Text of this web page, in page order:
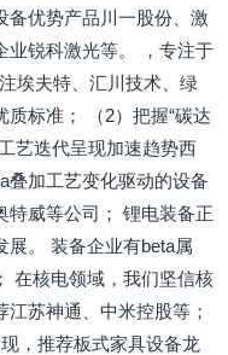
备优势产品川一股份、激
业锐科激光等。 ，专注于
埃夫特、汇川技术、绿
标准； （2）把握“碳达
艺迭代呈现加速趋势西
叠加工艺变化驱动的设备
特威等公司； 锂电装备正
展。 装备企业有beta属
在核电领域，我们坚信核
苏神通、中米控股等；
，推荐板式家具设备龙